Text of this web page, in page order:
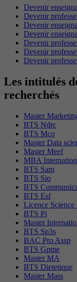
Devenir
Devenir
Devenir
Devenir
Devenir
Devenir
Devenir
Les intitulés
recherchés
Master
BTS Ndrc
BTS Mco
Master Data
Master Meef
MBA
BTS Sam
BTS Sio
BTS
BTS Esf
Licence Science
BTS Pi
Master
BTS Sp3s
BAC Pro Assp
BTS Gpme
Master MA
BTS Dietetique
Master Mass